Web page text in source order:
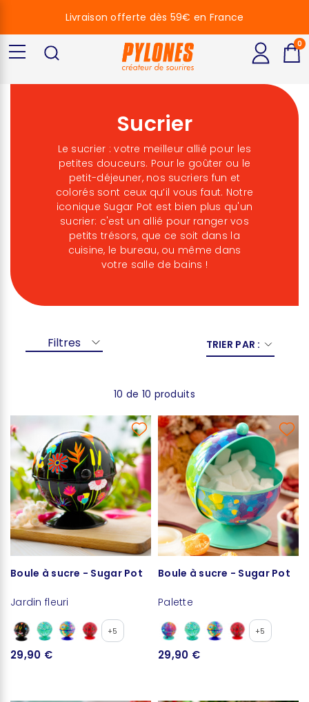
Sucrier
Le sucrier : votre meilleur allié pour les
petites douceurs. Pour le goûter ou le
petit-déjeuner, nos sucriers fun et
colorés sont ceux qu’il vous faut. Notre
iconique Sugar Pot est bien plus qu'un
sucrier: c'est un allié pour ranger vos
petits trésors, que ce soit dans la
cuisine, le bureau, ou même dans
votre salle de bains !
Filtres TRIER PAR :
10 de 10 produits
Boule à sucre - Sugar Pot
Jardin fleuri
+5
29,90 €
Boule à sucre - Sugar Pot
Palette
+5
29,90 €
Livraison offerte dès 59€ en France
0